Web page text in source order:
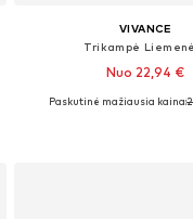
VIVANCE
Trikampė
Nuo 22,94 €
+1
Galimi dydžiai: 70, 75,
Paskutinė mažiausia kaina: